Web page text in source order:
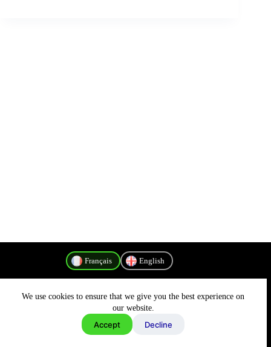
We use cookies to ensure that we give you the best experience on
our website.
Accept Decline
Français English
Politique de confidentialité
Copyright © 2026 - MyConnectivity